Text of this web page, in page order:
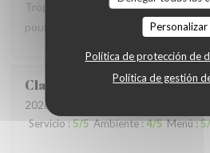
Personalizar
Política de protección de
Política de gestión
Trop bruyant Impossible de parler
poulet chaud …
Claude
2026-07-04
Servicio:5/5 Ambiente:4/5 Menú:5